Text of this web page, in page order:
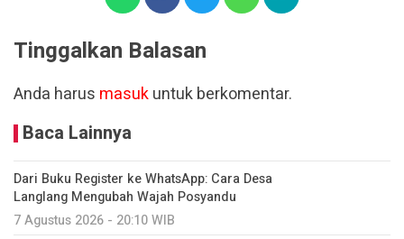
Tinggalkan Balasan
Anda harus masukuntuk berkomentar.
Baca Lainnya
Dari Buku Register ke WhatsApp: Cara Desa
Langlang Mengubah Wajah Posyandu
7 Agustus 2026 - 20:10 WIB